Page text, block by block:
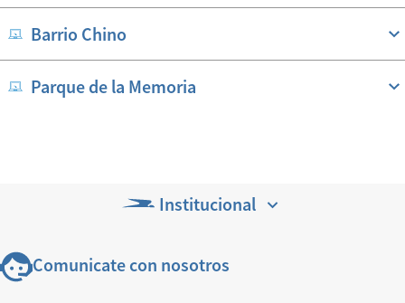
Barrio Chino
Parque de la Memoria
Institucional
Comunicate con nosotros